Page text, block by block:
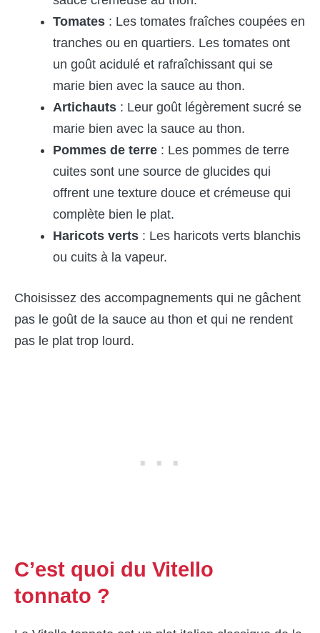
Tomates : Les tomates fraîches coupées en
tranches ou en quartiers. Les tomates ont
un goût acidulé et rafraîchissant qui se
marie bien avec la sauce au thon.
Artichauts : Leur goût légèrement sucré se
marie bien avec la sauce au thon.
Pommes de terre : Les pommes de terre
cuites sont une source de glucides qui
offrent une texture douce et crémeuse qui
complète bien le plat.
Haricots verts : Les haricots verts blanchis
ou cuits à la vapeur.
Choisissez des accompagnements qui ne gâchent
pas le goût de la sauce au thon et qui ne rendent
pas le plat trop lourd.
C’est quoi du Vitello
tonnato ?